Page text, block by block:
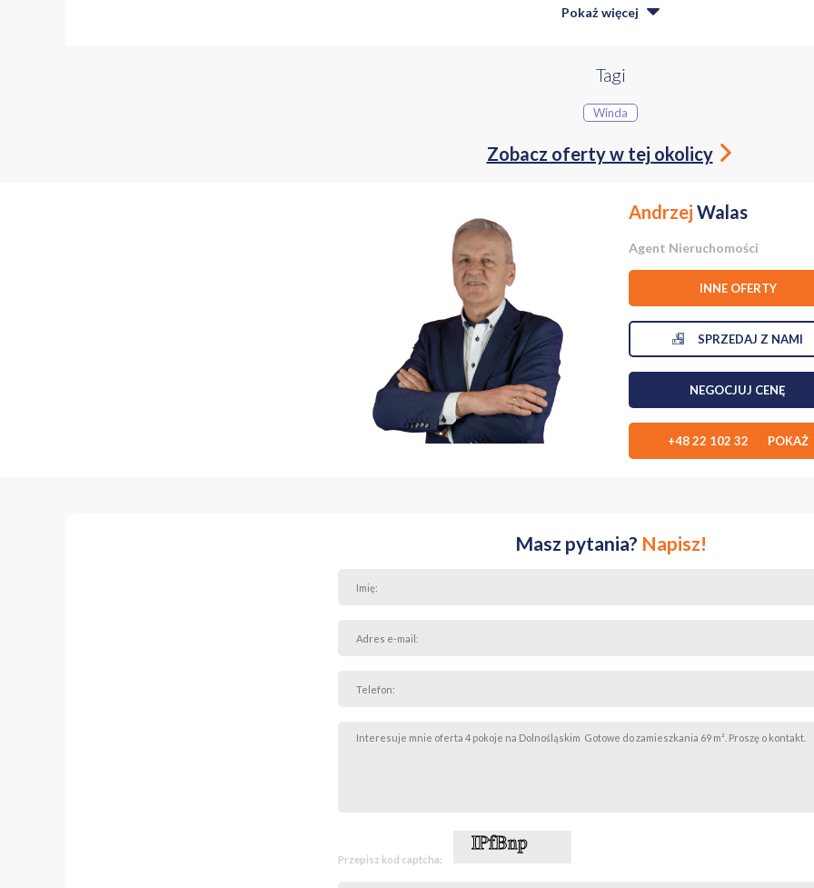
Dodatkowym atutem jest dwustronny układ z ekspozycją okien na wschód i zachód, dzięki
• dodatkowa komórka na półpiętrze
• pełna infrastruktura usługowo-handlowa w najbliższym otoczeniu
Zadzwoń i umów się na prezentację. To mieszkanie najlepiej poznasz podczas osobistej
Pokaż więcej
Tagi
Winda
Zobacz oferty w tej okolicy
Andrzej Walas
Agent Nieruchomości
INNE OFERTY
SPRZEDAJ Z NAMI
NEGOCJUJ CENĘ
+48 22 102 32 POKAŻ
Masz pytania? Napisz!
Przepisz kod captcha: